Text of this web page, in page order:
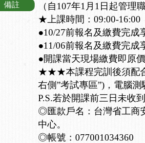
備註
（自107年1月1日起管理
★上課時間：09:00-16:00
●10/27前報名及繳費完成
●11/06前報名及繳費完成
●開課當天現場繳費即原
★★★本課程完訓後須配
右側”考試專區”)，電腦
P.S.若於開課前三日未收
◎匯款戶名：台灣省工商
中心。
◎帳號：077001034360